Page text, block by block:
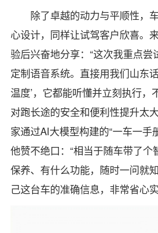
除了卓越的动力与平顺性，
心设计，同样让试驾客户欣喜。
验后兴奋地分享：“这次我重点
定制语音系统。直接用我们山东
温度’，它都能听懂并立刻执行，
对跑长途的安全和便利性提升太
家通过AI大模型构建的“一车一手
他赞不绝口：“相当于随车带了个
保养、有什么功能，随时一问就
己这台车的准确信息，非常省心